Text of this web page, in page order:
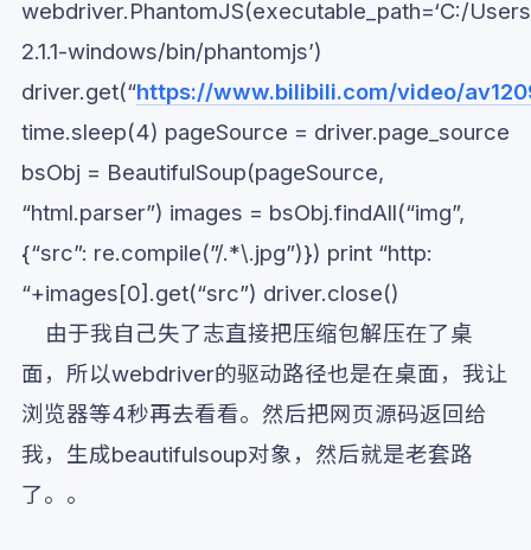
webdriver.PhantomJS(executable_path=‘C:/
2.1.1-windows/bin/phantomjs’)
driver.get(“https://www.bilibili.com/video/
time.sleep(4) pageSource = driver.page_source
bsObj = BeautifulSoup(pageSource,
“html.parser”) images = bsObj.findAll(“img”,
{“src”: re.compile(”/.*\.jpg”)}) print “http:
“+images[0].get(“src”) driver.close()
由于我自己失了志直接把压缩包解压在了桌
面，所以webdriver的驱动路径也是在桌面，我让
浏览器等4秒再去看看。然后把网页源码返回给
我，生成beautifulsoup对象，然后就是老套路
了。。